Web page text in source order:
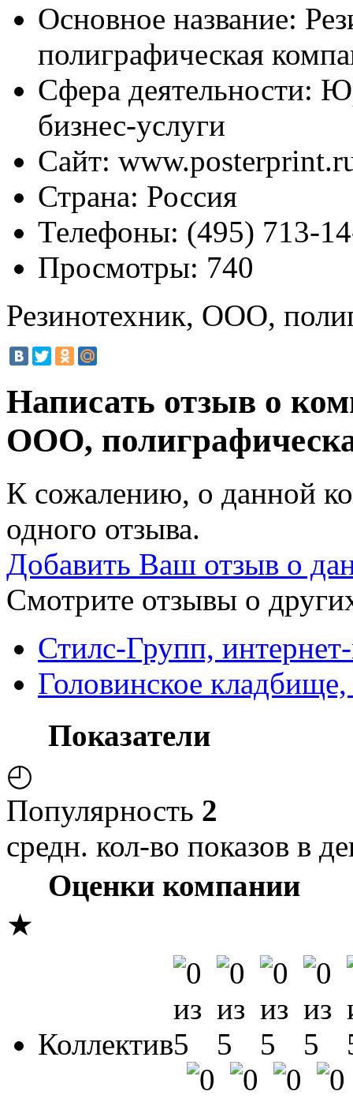
Основное название:
полиграфическая
Сфера деятельности:
бизнес-услуги
Сайт:
Страна: Россия
Телефоны: (495) 713-
Просмотры: 740
Резинотехник, ООО,
Написать отзыв о
ООО,
К сожалению, о данной
одного отзыва.
Добавить Ваш отзыв о
Смотрите отзывы о
Стилс-Групп,
Головинское
Показатели
◴
Популярность 2
средн. кол-во показов в
Оценки компании
★
Коллектив